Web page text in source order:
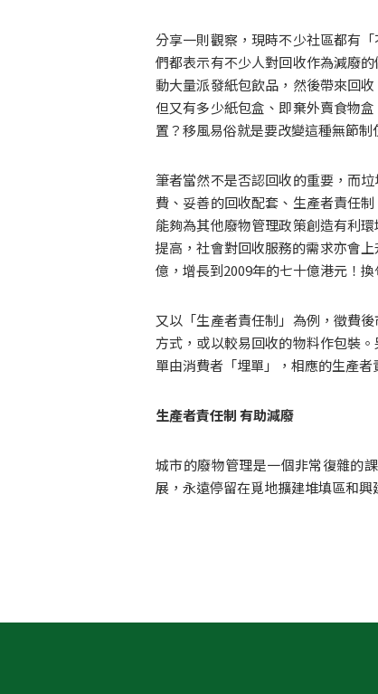
分享一則觀察，現時不少社區都有
們都表示有不少人對回收作為減廢
動大量派發紙包飲品，然後帶來回
但又有多少紙包盒、即棄外賣食物
置？移風易俗就是要改變這種無節
筆者當然不是否認回收的重要，而
費、妥善的回收配套、生產者責任
能夠為其他廢物管理政策創造有利
提高，社會對回收服務的需求亦會
億，增長到2009年的七十億港元！
又以「生產者責任制」為例，徵費
方式，或以較易回收的物料作包裝
單由消費者「埋單」，相應的生產者
生產者責任制 有助減廢
城市的廢物管理是一個非常復雜的
展，永遠停留在覓地擴建堆填區和